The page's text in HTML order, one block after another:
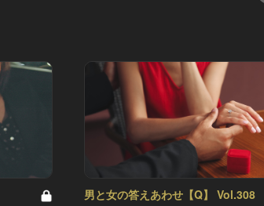
男と女の答えあわせ【Q】 Vol.308